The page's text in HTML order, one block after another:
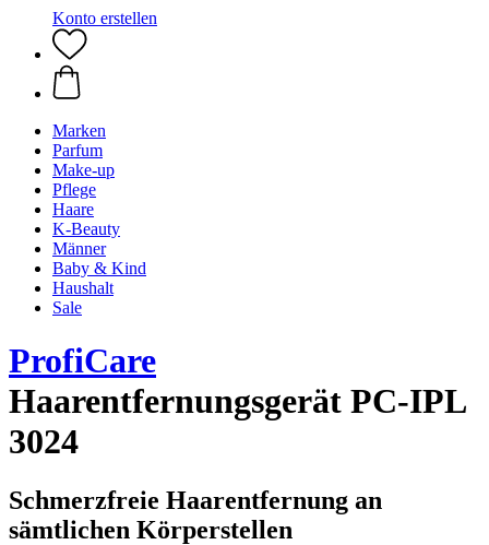
Konto erstellen
Marken
Parfum
Make-up
Pflege
Haare
K-Beauty
Männer
Baby & Kind
Haushalt
Sale
ProfiCare
Haarentfernungsgerät PC-IPL
3024
Schmerzfreie Haarentfernung an
sämtlichen Körperstellen